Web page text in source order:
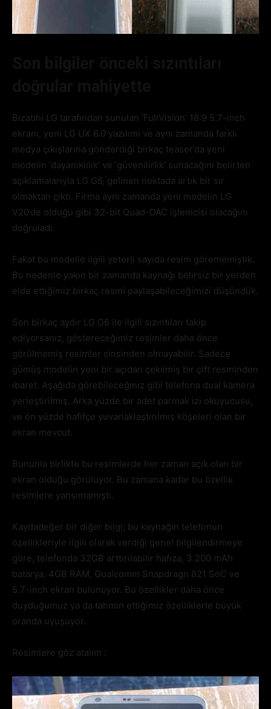
Bizatihi LG tarafından sunulan ‘FullVision’ 18:9 5.7-inch
ekranı, yeni LG UX 6.0 yazılımı ve aynı zamanda farklı
medya çıkışlarına gönderdiği birkaç teaser’da yeni
modelin ‘dayanıklılık’ ve ‘güvenilirlik’ sunacağını belirten
açıklamalarıyla LG G6, gelinen noktada artık bir sır
olmaktan çıktı. Firma aynı zamanda yeni modelin LG
V20’de olduğu gibi 32-bit Quad-DAC işlemcisi olacağını
doğruladı.
Fakat bu modelle ilgili yeterli sayıda resim görememiştik.
Bu nedenle yakın bir zamanda kaynağı belirsiz bir yerden
elde ettiğimiz birkaç resmi paylaşabileceğimizi düşündük.
Son birkaç aydır LG G6 ile ilgili sızıntıları takip
ediyorsanız, göstereceğimiz resimler daha önce
görülmemiş resimler cinsinden olmayabilir. Sadece
gümüş modelin yeni bir açıdan çekilmiş bir çift resminden
ibaret. Aşağıda görebileceğiniz gibi telefona dual kamera
yerleştirilmiş. Arka yüzde bir adet parmak izi okuyucusu,
ve ön yüzde hafifçe yuvarlaklaştırılmış köşeleri olan bir
ekran mevcut.
Bununla birlikte bu resimlerde her zaman açık olan bir
ekran olduğu görülüyor. Bu zamana kadar bu özellik
resimlere yansımamıştı.
Kaydadeğer bir diğer bilgi; bu kaynağın telefonun
özellikleriyle ilgili olarak verdiği genel bilgilendirmeye
göre, telefonda 32GB arttırılabilir hafıza, 3.200 mAh
batarya, 4GB RAM, Qualcomm Snapdragn 821 SoC ve
5.7-inch ekran bulunuyor. Bu özellikler daha önce
duyduğumuz ya da tahmin ettiğimiz özelliklerle büyük
oranda uyuşuyor.
Resimlere göz atalım :